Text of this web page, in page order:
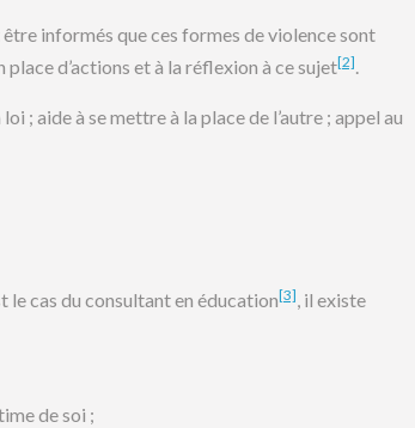
informés que ces formes de violence sont
d’actions et à la réflexion à ce sujet[2].
; aide à se mettre à la place de l’autre ; appel au
le cas du consultant en éducation[3], il existe
de soi ;